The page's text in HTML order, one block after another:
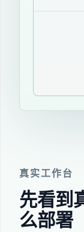
真实工作台
先看到
么部署